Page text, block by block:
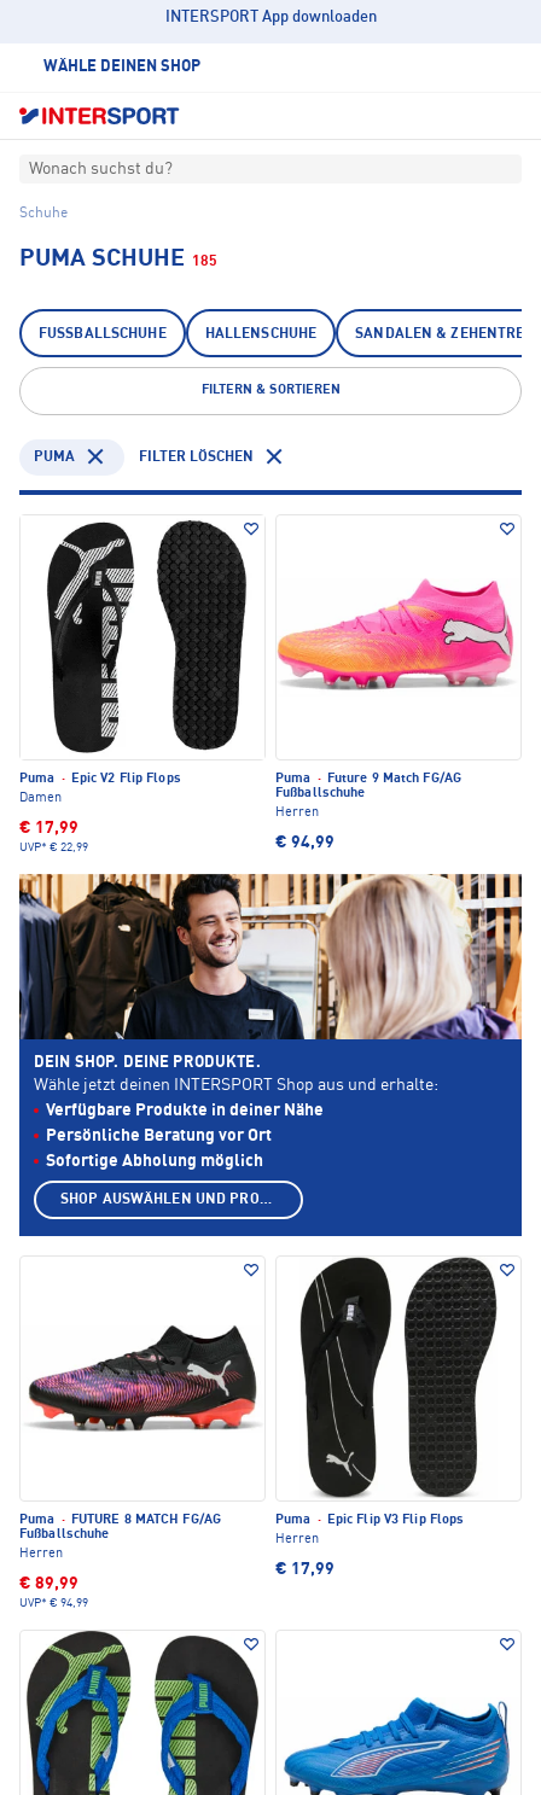
INTERSPORT App downloaden
WÄHLE DEINEN SHOP
Wonach suchst du?
Schuhe
PUMA SCHUHE 185
FUSSBALLSCHUHE HALLENSCHUHE SANDALEN &
FILTERN & SORTIEREN
PUMA FILTER LÖSCHEN
Puma ·
Epic V2 Flip Flops
Damen
€ 17,99
UVP* € 22,99
Puma ·
Future 9 Match FG/AG
Fußballschuhe
Herren
€ 94,99
Puma · FUTURE 8 MATCH FG/AG
Fußballschuhe
Herren
€ 89,99
UVP* € 94,99
Puma · Epic Flip V3 Flip Flops
Herren
€ 17,99
DEIN SHOP. DEINE PRODUKTE.
Wähle jetzt deinen INTERSPORT Shop aus und erhalte:
Verfügbare Produkte in deiner Nähe
Persönliche Beratung vor Ort
Sofortige Abholung möglich
SHOP AUSWÄHLEN UND PRODUKTE ANZEIGEN